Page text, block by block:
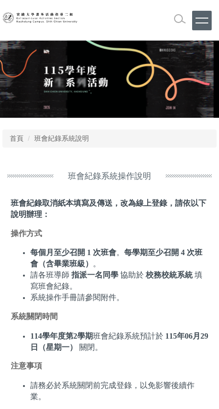
到
內
區
首頁 班會紀錄系統說明
班會紀錄系統操作說明
班會紀錄取消紙本填寫及傳送，改為線上登錄，請依以下
說明辦理：
操作方式
每個月至少召開 1 次班會。 每學期至少召開 4 次班
會（含畢業班級） 。
請各班導師 指派一名同學 協助於 校務校統系統填
寫班會紀錄。
系統操作手冊請參閱附件。
系統關閉時間
114學年度第2學期班會紀錄系統預計於 115年06月29
日（星期一）
關閉。
注意事項
請務必於系統關閉前完成登錄，以免影響後續作
業。